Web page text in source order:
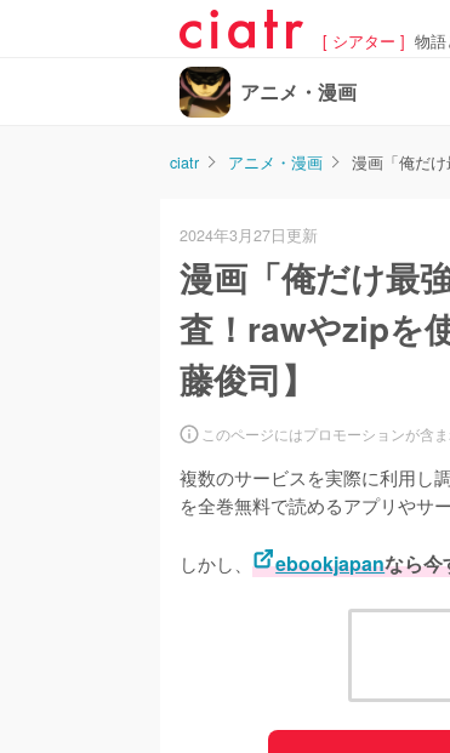
[ シアター ] 物語
アニメ・漫画
ciatr アニメ・漫画 漫画「俺だ
2024年3月27日更新
漫画「俺だけ最
査！rawやzipを
藤俊司】
このページにはプロモーションが含
複数のサービスを実際に利用し
を全巻無料で読めるアプリやサ
しかし、 ebookjapanなら今